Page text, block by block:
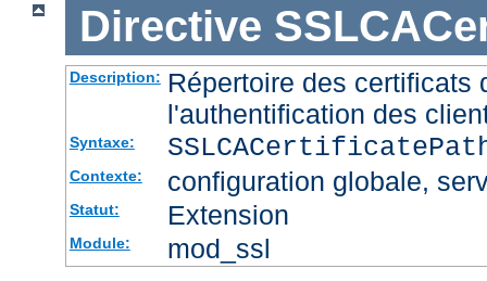
Directive
Description: Répertoire des certificats
l'authentification des
Syntaxe:
Contexte: configuration globale,
Statut: Extension
Module: mod_ssl